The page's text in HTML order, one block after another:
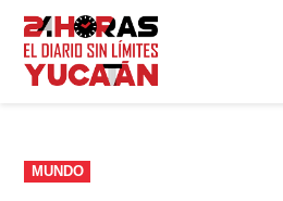
Saltar
contenido
PUBLICADO
EN
MUNDO